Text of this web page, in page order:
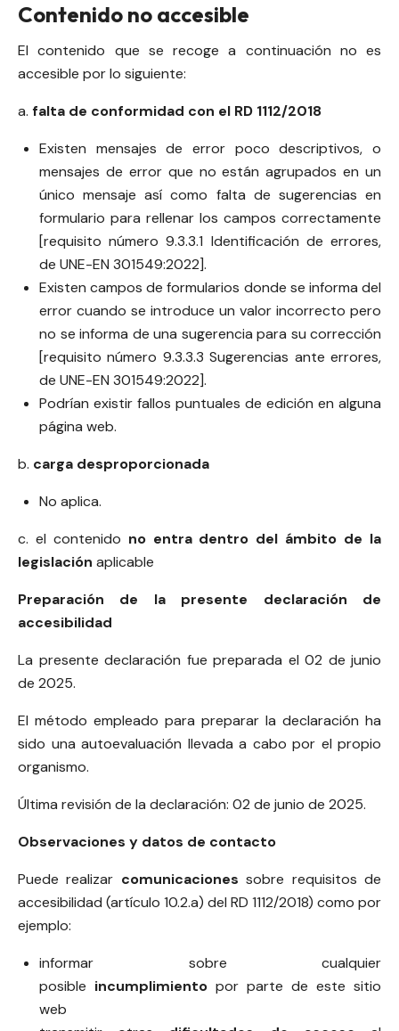
Contenido no accesible
El contenido que se recoge a continuación no es
accesible por lo siguiente:
a. falta de conformidad con el RD 1112/2018
Existen mensajes de error poco descriptivos, o
mensajes de error que no están agrupados en un
único mensaje así como falta de sugerencias en
formulario para rellenar los campos correctamente
[requisito número 9.3.3.1 Identificación de errores,
de UNE-EN 301549:2022].
Existen campos de formularios donde se informa del
error cuando se introduce un valor incorrecto pero
no se informa de una sugerencia para su corrección
[requisito número 9.3.3.3 Sugerencias ante errores,
de UNE-EN 301549:2022].
Podrían existir fallos puntuales de edición en alguna
página web.
b. carga desproporcionada
No aplica.
c. el contenido no entra dentro del ámbito de la
legislación aplicable
Preparación de la presente declaración de
accesibilidad
La presente declaración fue preparada el 02 de junio
de 2025.
El método empleado para preparar la declaración ha
sido una autoevaluación llevada a cabo por el propio
organismo.
Última revisión de la declaración: 02 de junio de 2025.
Observaciones y datos de contacto
Puede realizar comunicaciones sobre requisitos de
accesibilidad (artículo 10.2.a) del RD 1112/2018) como por
ejemplo:
informar sobre cualquier
posible incumplimiento por parte de este sitio
web